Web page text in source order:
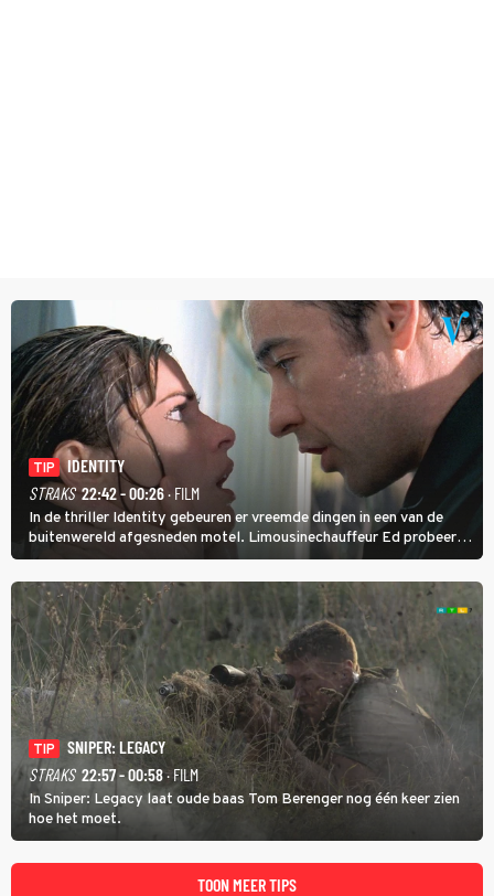
TIP
IDENTITY
STRAKS 22:42 - 00:26· FILM
In de thriller Identity gebeuren er vreemde dingen in een van de
buitenwereld afgesneden motel. Limousinechauffeur Ed probeert
uit te zoeken wie of wat daar achter zit.
TIP
SNIPER: LEGACY
STRAKS 22:57 - 00:58· FILM
In Sniper: Legacy laat oude baas Tom Berenger nog één keer zien
hoe het moet.
TOON MEER TIPS